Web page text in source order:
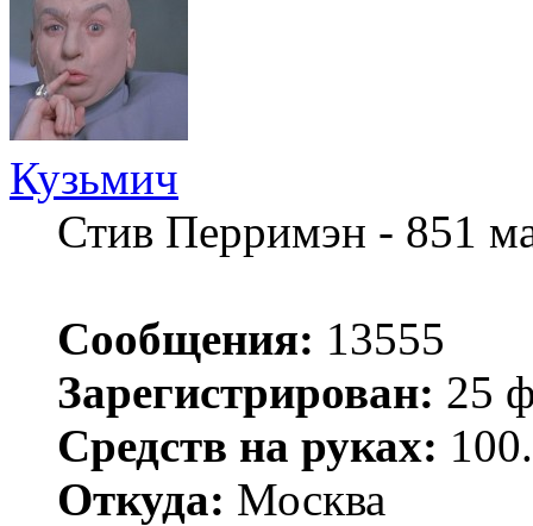
Кузьмич
Стив Перримэн - 851
Сообщения: 13555
Зарегистрирован: 25
Средств на руках:
Откуда: Москва